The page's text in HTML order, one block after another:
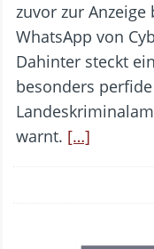
zuvor zur
WhatsApp von
Dahinter steckt
besonders
warnt. […]